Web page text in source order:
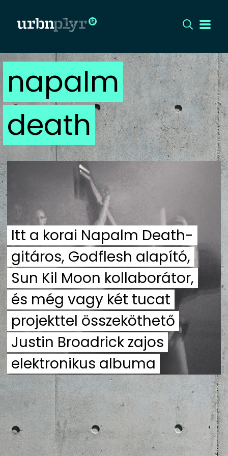
CÍMLAP
DIZÁJN
DIVAT
HIP
KULT
UTCA
ZENE
MÉDIAAJÁNLAT
IMPRESSZUM
PR-ARCHÍVUM
ADATKEZELÉSI TÁJÉKOZTATÓ
napalm
death
Itt a korai Napalm Death-
gitáros, Godflesh alapító,
Sun Kil Moon kollaborátor,
és még vagy két tucat
projekttel összeköthető
Justin Broadrick zajos
elektronikus albuma